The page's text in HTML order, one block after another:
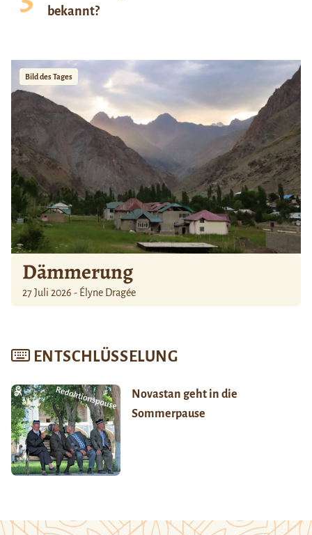
bekannt?
Bild des Tages
Dämmerung
27 Juli 2026 - Élyne Dragée
ENTSCHLÜSSELUNG
Novastan geht in die
Sommerpause